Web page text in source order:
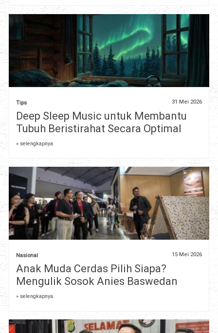
Tips 31 Mei 2026
Deep Sleep Music untuk Membantu
Tubuh Beristirahat Secara Optimal
» selengkapnya
Nasional 15 Mei 2026
Anak Muda Cerdas Pilih Siapa?
Mengulik Sosok Anies Baswedan
» selengkapnya